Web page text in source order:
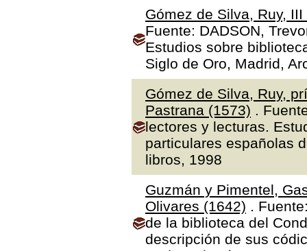
Gómez de Silva, Ruy,
Fuente: DADSON,
Estudios sobre
Siglo de Oro, Madrid,
Gómez de Silva, Ruy,
Pastrana (1573) .
lectores y lecturas.
particulares españolas
libros, 1998
Guzmán y Pimentel,
Olivares (1642) .
de la biblioteca del
descripción de sus